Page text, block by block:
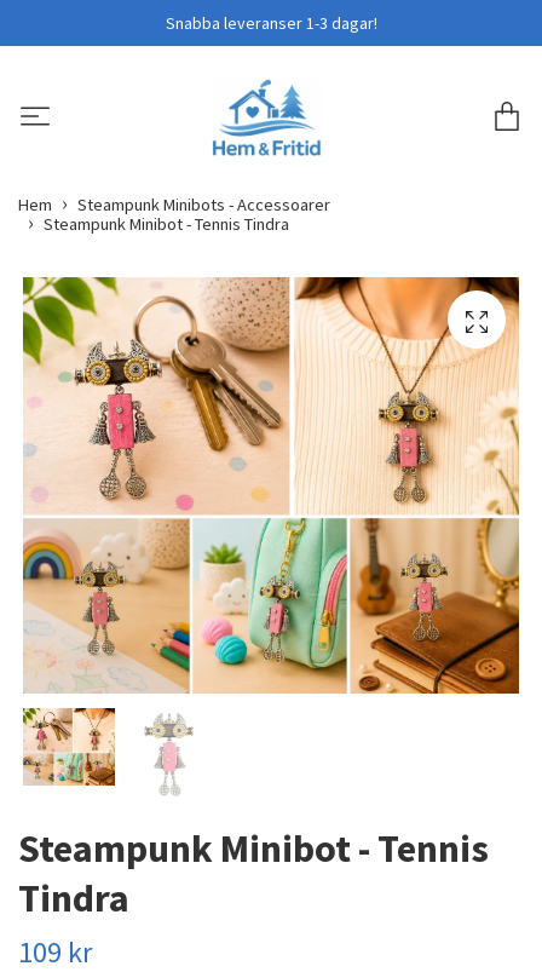
Snabba leveranser 1-3 dagar!
Hem
Steampunk Minibots - Accessoarer
Steampunk Minibot - Tennis Tindra
Steampunk Minibot - Tennis
Tindra
109 kr